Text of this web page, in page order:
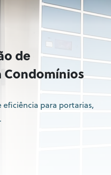
de
Condomínios
eficiência para portarias,